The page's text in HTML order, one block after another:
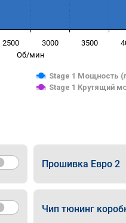
Об/мин
Stage 1 Мощность
Stage 1 Крутящий
2500 3000 3500
Прошивка Евро 2
Чип тюнинг